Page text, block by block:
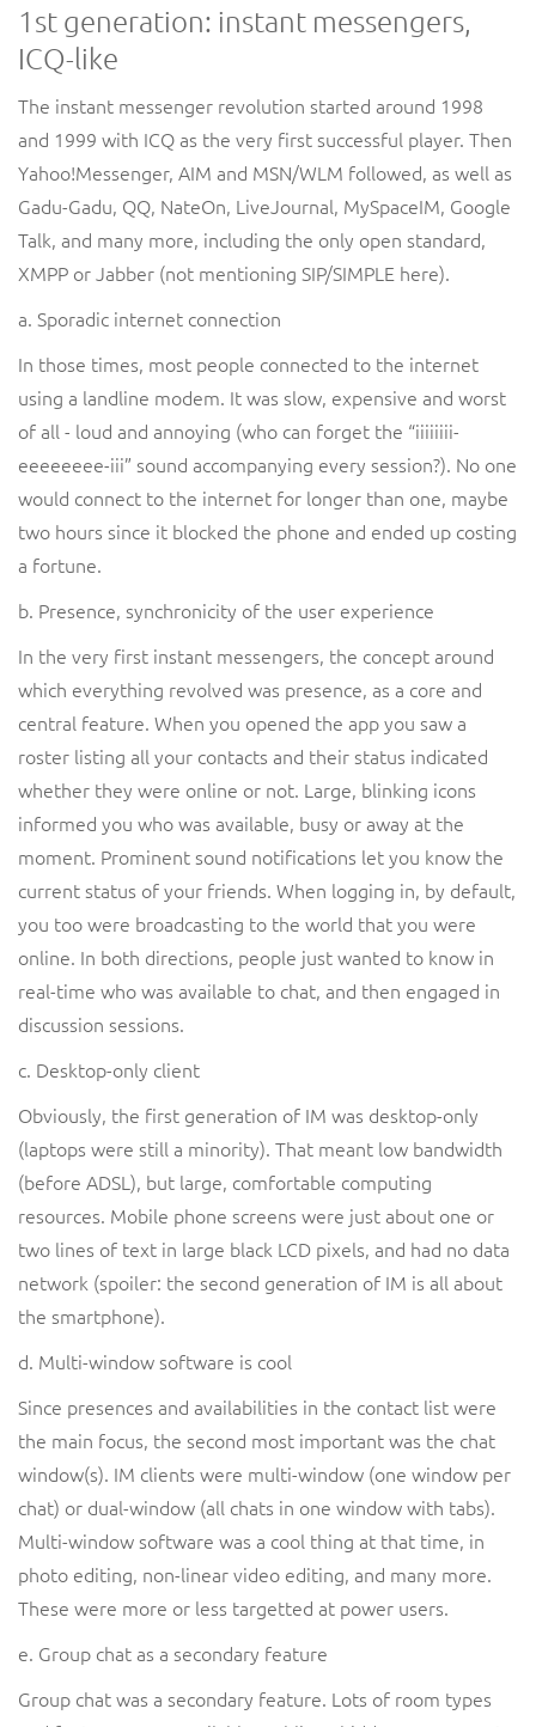
1st generation: instant messengers,
ICQ-like
The instant messenger revolution started around 1998
and 1999 with ICQ as the very first successful player. Then
Yahoo!Messenger, AIM and MSN/WLM followed, as well as
Gadu-Gadu, QQ, NateOn, LiveJournal, MySpaceIM, Google
Talk, and many more, including the only open standard,
XMPP or Jabber (not mentioning SIP/SIMPLE here).
a. Sporadic internet connection
In those times, most people connected to the internet
using a landline modem. It was slow, expensive and worst
of all - loud and annoying (who can forget the “iiiiiiii-
eeeeeeee-iii” sound accompanying every session?). No one
would connect to the internet for longer than one, maybe
two hours since it blocked the phone and ended up costing
a fortune.
b. Presence, synchronicity of the user experience
In the very first instant messengers, the concept around
which everything revolved was presence, as a core and
central feature. When you opened the app you saw a
roster listing all your contacts and their status indicated
whether they were online or not. Large, blinking icons
informed you who was available, busy or away at the
moment. Prominent sound notifications let you know the
current status of your friends. When logging in, by default,
you too were broadcasting to the world that you were
online. In both directions, people just wanted to know in
real-time who was available to chat, and then engaged in
discussion sessions.
c. Desktop-only client
Obviously, the first generation of IM was desktop-only
(laptops were still a minority). That meant low bandwidth
(before ADSL), but large, comfortable computing
resources. Mobile phone screens were just about one or
two lines of text in large black LCD pixels, and had no data
network (spoiler: the second generation of IM is all about
the smartphone).
d. Multi-window software is cool
Since presences and availabilities in the contact list were
the main focus, the second most important was the chat
window(s). IM clients were multi-window (one window per
chat) or dual-window (all chats in one window with tabs).
Multi-window software was a cool thing at that time, in
photo editing, non-linear video editing, and many more.
These were more or less targetted at power users.
e. Group chat as a secondary feature
Group chat was a secondary feature. Lots of room types